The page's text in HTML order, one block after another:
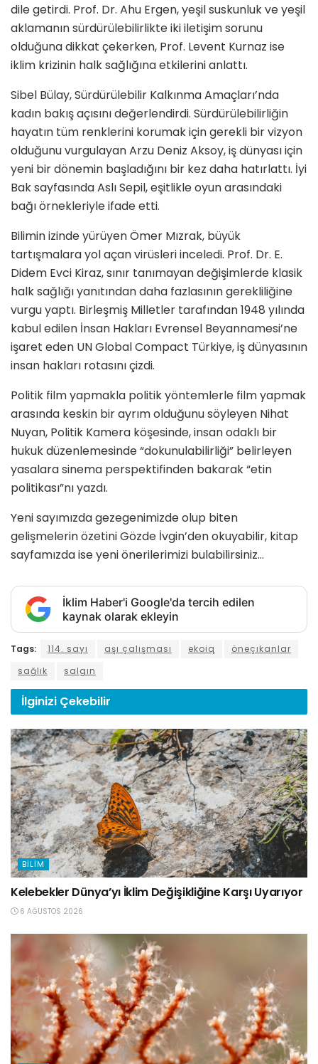
dile getirdi. Prof. Dr. Ahu Ergen, yeşil suskunluk ve yeşil
aklamanın sürdürülebilirlikte iki iletişim sorunu
olduğuna dikkat çekerken, Prof. Levent Kurnaz ise
iklim krizinin halk sağlığına etkilerini anlattı.
Sibel Bülay, Sürdürülebilir Kalkınma Amaçları’nda
kadın bakış açısını değerlendirdi. Sürdürülebilirliğin
hayatın tüm renklerini korumak için gerekli bir vizyon
olduğunu vurgulayan Arzu Deniz Aksoy, iş dünyası için
yeni bir dönemin başladığını bir kez daha hatırlattı. İyi
Bak sayfasında Aslı Sepil, eşitlikle oyun arasındaki
bağı örnekleriyle ifade etti.
Bilimin izinde yürüyen Ömer Mızrak, büyük
tartışmalara yol açan virüsleri inceledi. Prof. Dr. E.
Didem Evci Kiraz, sınır tanımayan değişimlerde klasik
halk sağlığı yanıtından daha fazlasının gerekliliğine
vurgu yaptı. Birleşmiş Milletler tarafından 1948 yılında
kabul edilen İnsan Hakları Evrensel Beyannamesi’ne
işaret eden UN Global Compact Türkiye, iş dünyasının
insan hakları rotasını çizdi.
Politik film yapmakla politik yöntemlerle film yapmak
arasında keskin bir ayrım olduğunu söyleyen Nihat
Nuyan, Politik Kamera köşesinde, insan odaklı bir
hukuk düzenlemesinde “dokunulabilirliği” belirleyen
yasalara sinema perspektifinden bakarak “etin
politikası”nı yazdı.
Yeni sayımızda gezegenimizde olup biten
gelişmelerin özetini Gözde İvgin’den okuyabilir, kitap
sayfamızda ise yeni önerilerimizi bulabilirsiniz…
İklim Haber'i Google'da tercih edilen
kaynak olarak ekleyin
Tags: 114. sayı aşı çalışması ekoiq
öneçıkanlar
sağlık
salgın
İlginizi Çekebilir
BILIM
Kelebekler Dünya’yı İklim Değişikliğine Karşı Uyarıyor
6 AĞUSTOS 2026